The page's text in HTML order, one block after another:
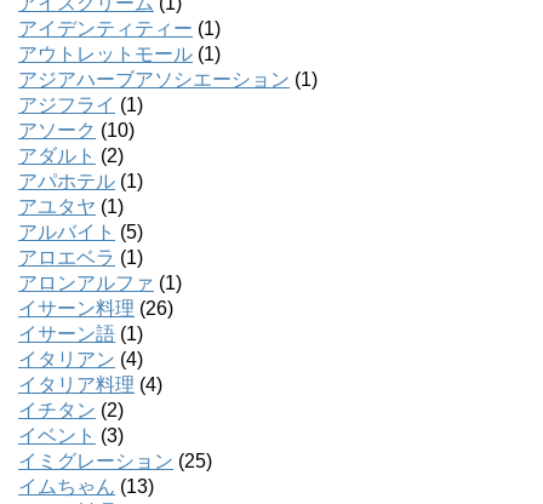
アイデンティティー (1)
アウトレットモール (1)
アジアハーブアソシエーション (1)
アジフライ (1)
アソーク (10)
アダルト (2)
アパホテル (1)
アユタヤ (1)
アルバイト (5)
アロエベラ (1)
アロンアルファ (1)
イサーン料理 (26)
イサーン語 (1)
イタリアン (4)
イタリア料理 (4)
イチタン (2)
イベント (3)
イミグレーション (25)
イムちゃん (13)